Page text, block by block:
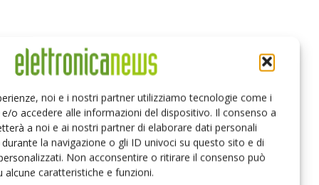
noi e i nostri partner utilizziamo tecnologie come i
o accedere alle informazioni del dispositivo. Il consenso a
a noi e ai nostri partner di elaborare dati personali
la navigazione o gli ID univoci su questo sito e di
Non acconsentire o ritirare il consenso può
alcune caratteristiche e funzioni.
apparecchi acustici e
magnetico metallico a bassa
efficiente.